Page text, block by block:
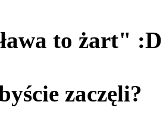
to żart" :D
zaczęli?